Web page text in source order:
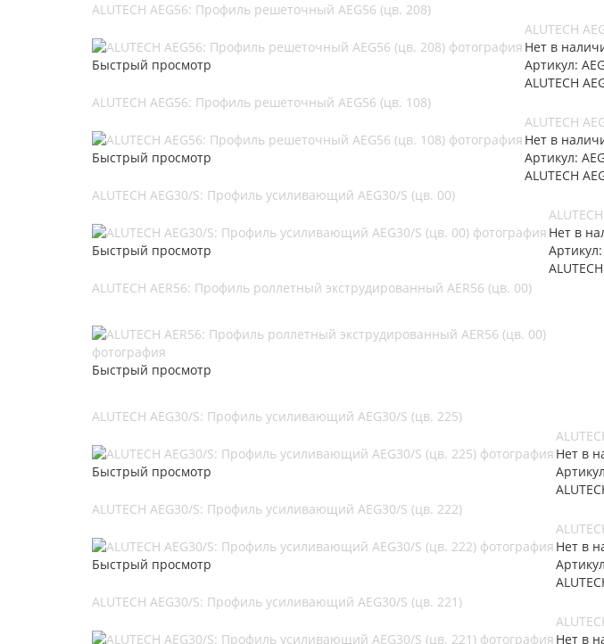
ALUTECH AEG56: Профиль решеточный AEG56 (цв. 208)
Быстрый просмотр
ALUTECH
Нет в
Артикул:
ALUTECH
ALUTECH AEG56: Профиль решеточный AEG56 (цв. 108)
Быстрый просмотр
ALUTECH
Нет в
Артикул:
ALUTECH
ALUTECH AEG30/S: Профиль усиливающий AEG30/S (цв. 00)
Быстрый просмотр
Нет в
Артикул:
ALUTECH AER56: Профиль роллетный экструдированный AER56 (цв. 00)
Быстрый просмотр
ALUTECH AEG30/S: Профиль усиливающий AEG30/S (цв. 225)
Быстрый просмотр
Нет в
ALUTECH AEG30/S: Профиль усиливающий AEG30/S (цв. 222)
Быстрый просмотр
Нет в
ALUTECH AEG30/S: Профиль усиливающий AEG30/S (цв. 221)
Нет в